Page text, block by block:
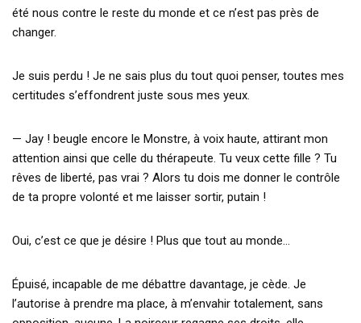
été nous contre le reste du monde et ce n’est pas près de
changer.
Je suis perdu ! Je ne sais plus du tout quoi penser, toutes mes
certitudes s’effondrent juste sous mes yeux.
— Jay ! beugle encore le Monstre, à voix haute, attirant mon
attention ainsi que celle du thérapeute. Tu veux cette fille ? Tu
rêves de liberté, pas vrai ? Alors tu dois me donner le contrôle
de ta propre volonté et me laisser sortir, putain !
Oui, c’est ce que je désire ! Plus que tout au monde…
Épuisé, incapable de me débattre davantage, je cède. Je
l’autorise à prendre ma place, à m’envahir totalement, sans